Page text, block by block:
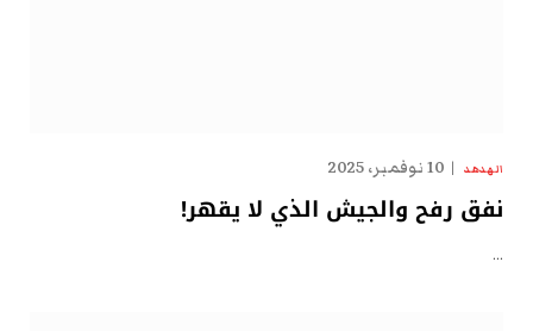
الهدهد 10 نوفمبر، 2025
نفق رفح والجيش الذي لا يقهر!
…